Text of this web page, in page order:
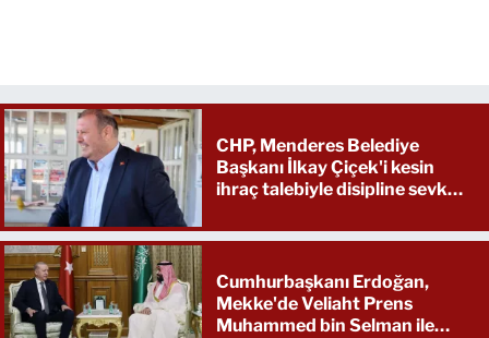
CHP, Menderes Belediye
Başkanı İlkay Çiçek'i kesin
ihraç talebiyle disipline sevk
Cumhurbaşkanı Erdoğan,
Mekke'de Veliaht Prens
Muhammed bin Selman ile